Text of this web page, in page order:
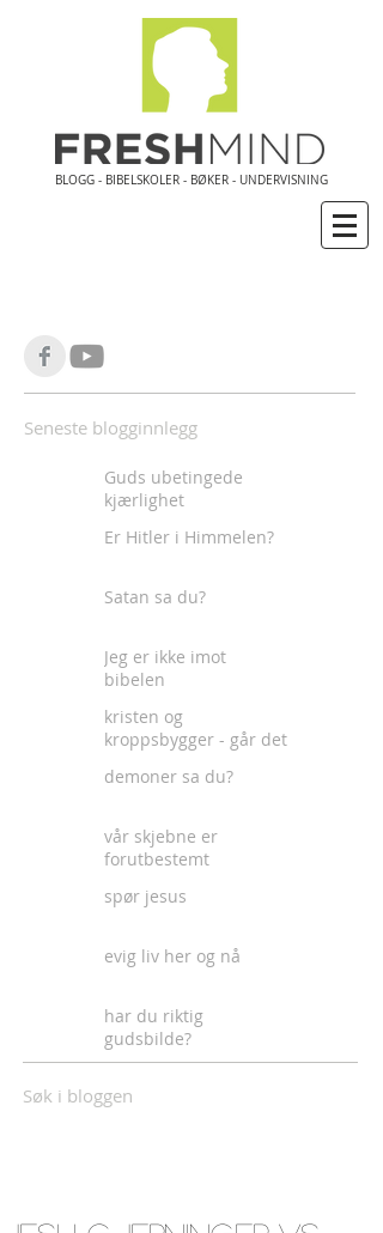
BLOGG - BIBELSKOLER - BØKER - UNDERVISNING
Seneste blogginnlegg
Søk i bloggen
Guds ubetingede
kjærlighet
Er Hitler i Himmelen?
Satan sa du?
Jeg er ikke imot
bibelen
kristen og
kroppsbygger - går det
demoner sa du?
vår skjebne er
forutbestemt
spør jesus
evig liv her og nå
har du riktig
gudsbilde?